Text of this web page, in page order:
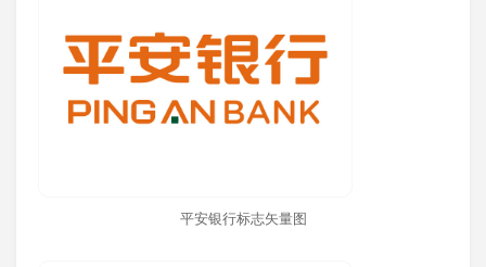
平安银行标志矢量图